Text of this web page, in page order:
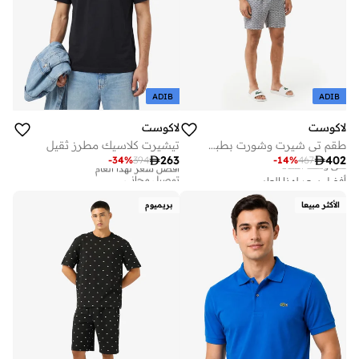
ADIB
لاكوست
طقم تي شيرت وشورت بطبعة أساسية
402
467
-14%
أفضل سعر لهذا العام
توصيل مجاني
أفضل سعر لهذا العام
ADIB
لاكوست
تيشيرت كلاسيك مطرز ثقيل
263
394
-34%
أفضل سعر لهذا العام
توصيل مجاني
الأكثر مبيعا بريميوم